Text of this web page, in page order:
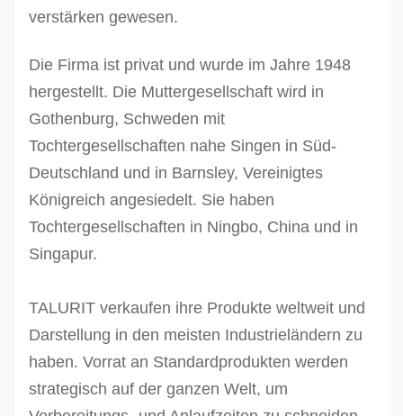
± 0,4
26,4
26 28,5
± 0,4
28 31
30 33,1
32
36 39,8 79,6
38 41,9
verstärken gewesen.
Die Firma ist privat und wurde im Jahre 1948
hergestellt. Die Muttergesellschaft wird in
Gothenburg, Schweden mit
Tochtergesellschaften nahe Singen in Süd-
Deutschland und in Barnsley, Vereinigtes
Königreich angesiedelt. Sie haben
Tochtergesellschaften in Ningbo, China und in
Singapur.
TALURIT verkaufen ihre Produkte weltweit und
Darstellung in den meisten Industrieländern zu
haben. Vorrat an Standardprodukten werden
strategisch auf der ganzen Welt, um